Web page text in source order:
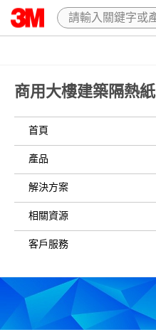
商用大樓建築隔熱紙
首頁
產品
解決方案
相關資源
客戶服務